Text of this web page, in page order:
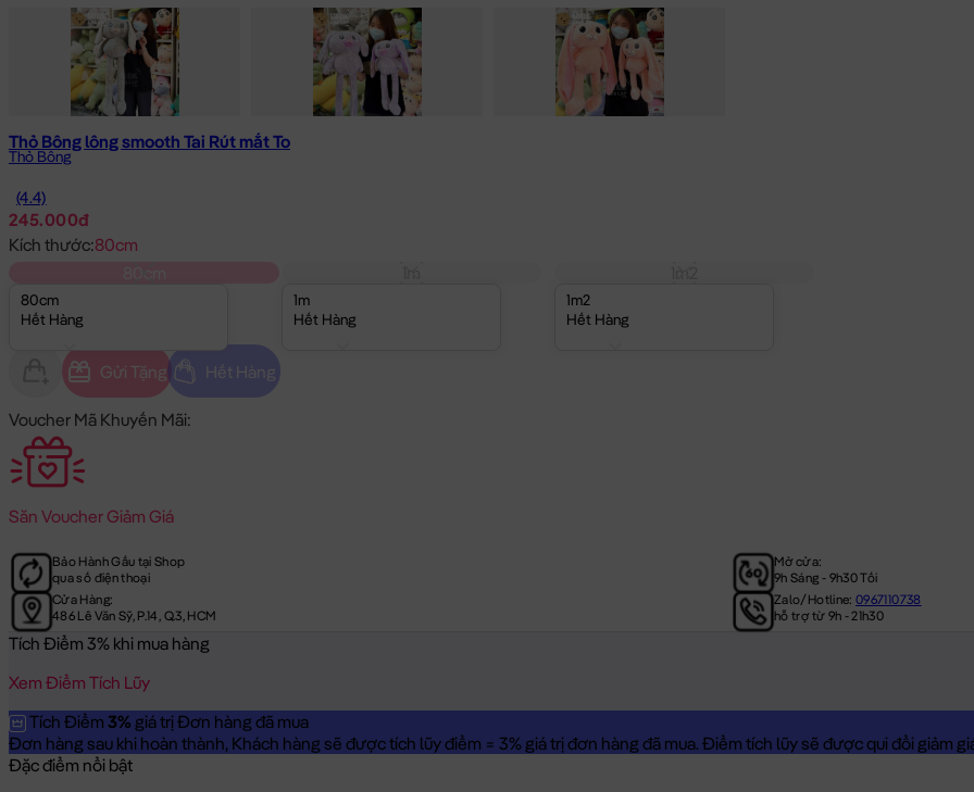
Thỏ Bông lông smooth Tai Rút mắt To
Thỏ Bông
(4.4)
245.000đ
Kích thước:80cm
80cm
Hết Hàng
1m
Hết Hàng
1m2
Hết Hàng
Gửi Tặng Hết Hàng
Voucher Mã Khuyến Mãi:
Săn Voucher Giảm Giá
Bảo Hành Gấu tại Shop
qua số điện thoại
Mở cửa:
9h Sáng - 9h30 Tối
Cửa Hàng:
486 Lê Văn Sỹ, P.14, Q.3, HCM
Zalo/Hotline:0967110738
hỗ trợ từ 9h - 21h30
Tích Điểm 3% khi mua hàng
Xem Điểm Tích Lũy
Tích Điểm 3% giá trị Đơn hàng đã mua
Đơn hàng sau khi hoàn thành, Khách hàng sẽ được tích lũy điểm = 3% giá trị đơn hàng đã mua. Điểm tích lũy sẽ được qui đổi giảm
Đặc điểm nổi bật